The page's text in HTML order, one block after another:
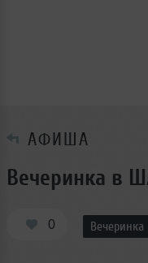
АФИША
Вечеринка в
0 Вечеринка